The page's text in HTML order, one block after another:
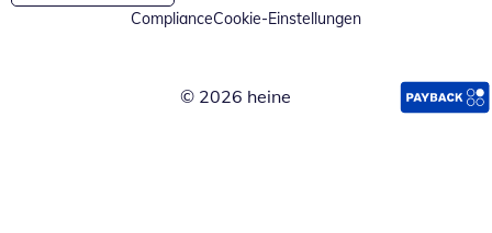
ComplianceCookie-Einstellungen
© 2026 heine